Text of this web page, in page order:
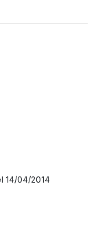
14/04/2014